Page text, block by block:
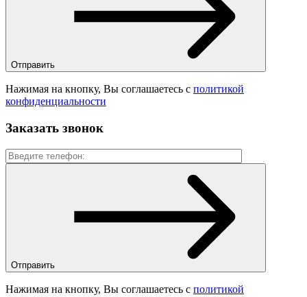
Отправить
Нажимая на кнопку, Вы соглашаетесь с политикой
конфиденциальности
Заказать звонок
Отправить
Нажимая на кнопку, Вы соглашаетесь с политикой